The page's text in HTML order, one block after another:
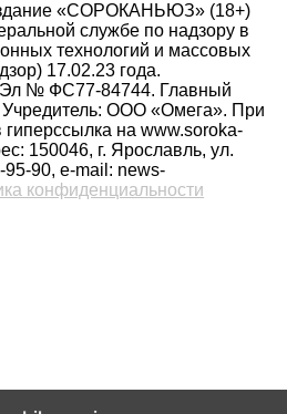
«СОРОКАНЬЮЗ» (18+)
службе по надзору в
технологий и массовых
17.02.23 года.
Эл № ФС77-84744. Главный
ООО «Омега». При
на www.soroka-
150046, г. Ярославль, ул.
95-90, e-mail: news-
конфиденциальности